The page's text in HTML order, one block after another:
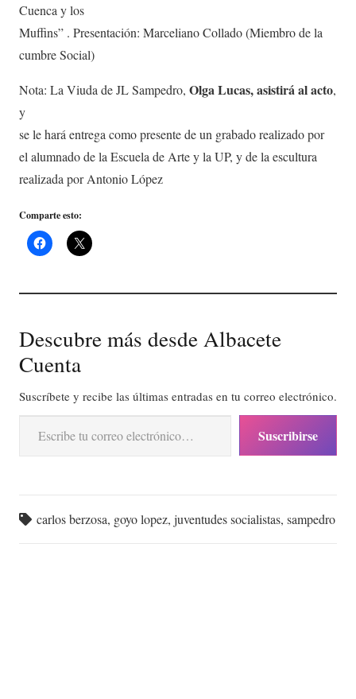
Cuenca y los
Muffins” . Presentación: Marceliano Collado (Miembro de la
cumbre Social)
Nota: La Viuda de JL Sampedro, Olga Lucas, asistirá al acto,
y
se le hará entrega como presente de un grabado realizado por
el alumnado de la Escuela de Arte y la UP, y de la escultura
realizada por Antonio López
Comparte esto:
Descubre más desde Albacete
Cuenta
Suscríbete y recibe las últimas entradas en tu correo electrónico.
Escribe tu correo electrónico…
Suscribirse
carlos berzosa, goyo lopez,juventudes socialistas,sampedro